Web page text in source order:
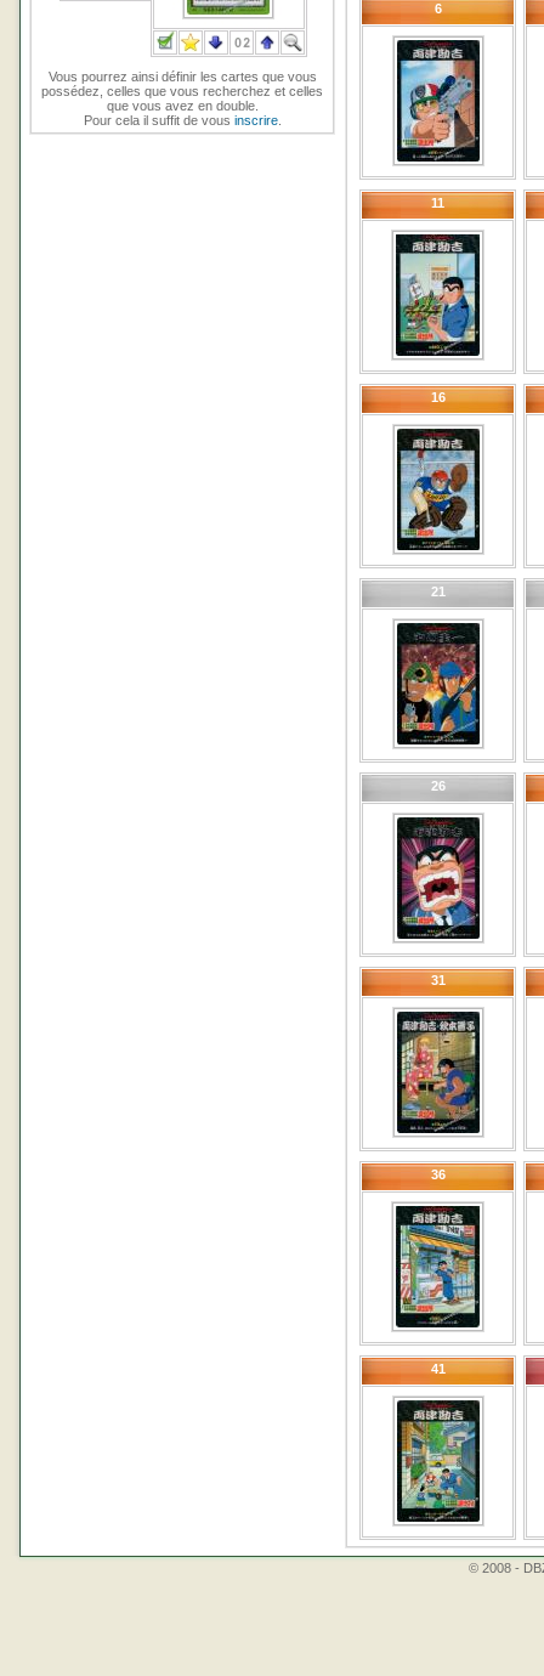
Vous pourrez ainsi définir les cartes que vous
possédez, celles que vous recherchez et celles
que vous avez en double.
Pour cela il suffit de vous inscrire.
6
11
16
21
26
31
36
41
© 2008 -